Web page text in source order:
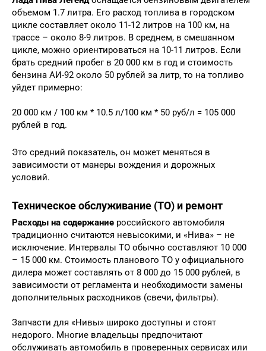
объемом 1.7 литра. Его расход топлива в городском
цикле составляет около 11-12 литров на 100 км, на
трассе – около 8-9 литров. В среднем, в смешанном
цикле, можно ориентироваться на 10-11 литров. Если
брать средний пробег в 20 000 км в год и стоимость
бензина АИ-92 около 50 рублей за литр, то на топливо
уйдет примерно:
20 000 км / 100 км * 10.5 л/100 км * 50 руб/л = 105 000
рублей в год.
Это средний показатель, он может меняться в
зависимости от манеры вождения и дорожных
условий.
Техническое обслуживание (ТО) и ремонт
Расходы на содержание российского автомобиля
традиционно считаются невысокими, и «Нива» – не
исключение. Интервалы ТО обычно составляют 10 000
– 15 000 км. Стоимость планового ТО у официального
дилера может составлять от 8 000 до 15 000 рублей, в
зависимости от регламента и необходимости замены
дополнительных расходников (свечи, фильтры).
Запчасти для «Нивы» широко доступны и стоят
недорого. Многие владельцы предпочитают
обслуживать автомобиль в проверенных сервисах или